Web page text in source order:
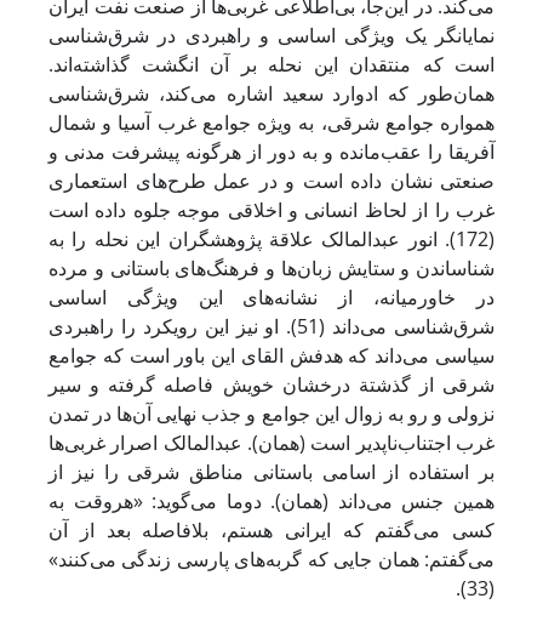
می‌کند. در این‌جا، بی‌اطلاعی غربی‌ها از صنعت نفت ایران
نمایانگر یک ویژگی اساسی و راهبردی در شرق‌شناسی
است که منتقدان این نحله بر آن انگشت گذاشته‌اند.
همان‌طور که ادوارد سعید اشاره می‌کند، شرق‌شناسی
همواره جوامع شرقی، به ویژه جوامع غرب آسیا و شمال
آفریقا را عقب‌مانده و به دور از هرگونه پیشرفت مدنی و
صنعتی نشان داده است و در عمل طرح‌های استعماری
غرب را از لحاظ انسانی و اخلاقی موجه جلوه داده است
(172). انور عبدالمالک علاقة پژوهشگران این نحله را به
شناساندن و ستایش زبان‌ها و فرهنگ‌های باستانی و مرده
در خاورمیانه، از نشانه‌های این ویژگی اساسی
شرق‌شناسی می‌داند (51). او نیز این رویکرد را راهبردی
سیاسی می‌داند که هدفش القای این باور است که جوامع
شرقی از گذشتة درخشان خویش فاصله گرفته و سیر
نزولی و رو به زوال این جوامع و جذب نهایی آن‌ها در تمدن
غرب اجتناب‌ناپدیر است (همان). عبدالمالک اصرار غربی‌ها
بر استفاده از اسامی باستانی مناطق شرقی را نیز از
همین جنس می‌داند (همان). دوما می‌گوید: «هروقت به
کسی می‌گفتم که ایرانی هستم، بلافاصله بعد از آن
می‌گفتم: همان جایی که گربه‌های پارسی زندگی می‌کنند»
(33).